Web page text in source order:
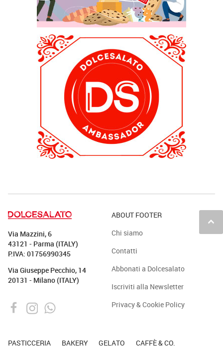
keyboard_arrow_up
Via Mazzini, 6
43121 - Parma (ITALY)
P.IVA: 01756990345
Via Giuseppe Pecchio, 14
20131 - Milano (ITALY)
ABOUT FOOTER
Chi siamo
Contatti
Abbonati a Dolcesalato
Iscriviti alla Newsletter
Privacy & Cookie Policy
PASTICCERIA BAKERY GELATO CAFFÈ & CO.